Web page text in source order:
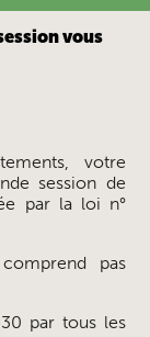
vous
votre
session de
par la loi n°
pas
par tous les